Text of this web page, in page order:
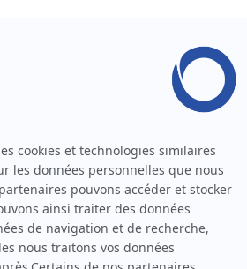
Pourquoi nous
Move Communautés pour l'impact 2025
2026